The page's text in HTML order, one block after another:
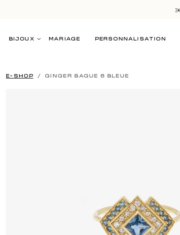
BIJOUX MARIAGE PERSONNALISATION
E-SHOP GINGER BAGUE 6 BLEUE